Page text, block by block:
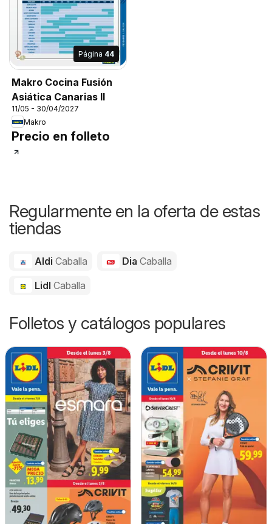
Página 44
Makro Cocina Fusión
Asiática Canarias II
11/05 - 30/04/2027
Makro
Precio en folleto
Regularmente en la oferta de estas
tiendas
Aldi Caballa DiaCaballa
Lidl Caballa
Folletos y catálogos populares